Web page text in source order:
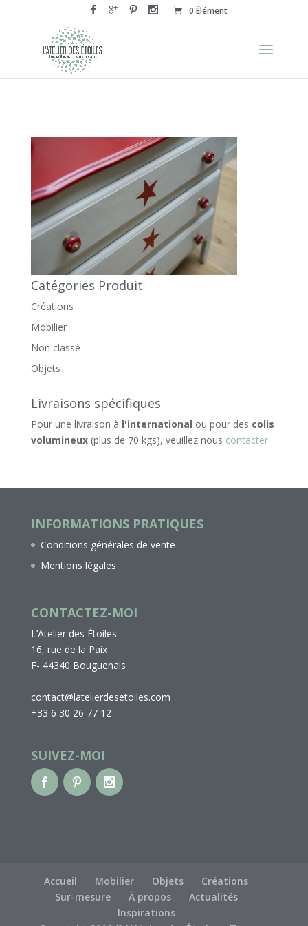
0 Élément
Catégories Produit
Créations
Mobilier
Non classé
Objets
Livraisons spécifiques
Pour une livraison à l'international ou pour des colis
volumineux(plus de 70 kgs), veuillez nous contacter
INFORMATIONS PRATIQUES
Conditions générales de vente
Mentions légales
CONTACTEZ-MOI
L’Atelier des Étoiles
16, rue de la Paix
F- 44340 Bouguenais
contact@latelierdesetoiles.com
+33 6 30 26 77 12
SUIVEZ-MOI
Accueil Mobilier Objets
Créations
Sur-mesure
À propos
Actualités
Inspirations